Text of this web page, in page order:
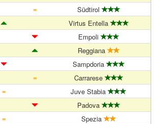
=
Südtirol
Virtus Entella
Empoli
Reggiana
Sampdoria
=
Carrarese
=
Juve Stabia
Padova
= Spezia